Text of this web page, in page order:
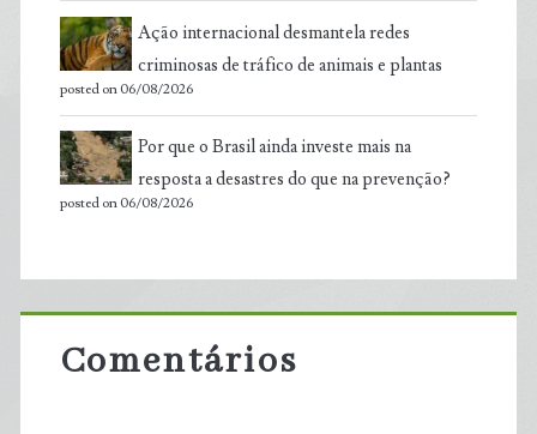
Ação internacional desmantela redes
criminosas de tráfico de animais e plantas
posted on 06/08/2026
Por que o Brasil ainda investe mais na
resposta a desastres do que na prevenção?
posted on 06/08/2026
Comentários